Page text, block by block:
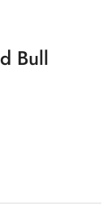
Bull